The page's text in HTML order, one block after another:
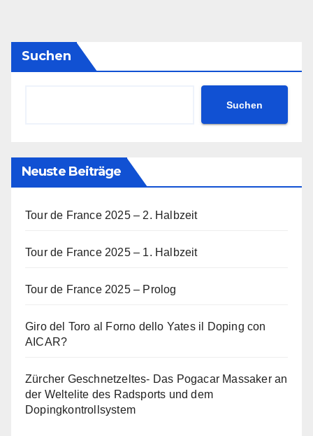
Suchen
Suchen
Neuste Beiträge
Tour de France 2025 – 2. Halbzeit
Tour de France 2025 – 1. Halbzeit
Tour de France 2025 – Prolog
Giro del Toro al Forno dello Yates il Doping con
AICAR?
Zürcher Geschnetzeltes- Das Pogacar Massaker an
der Weltelite des Radsports und dem
Dopingkontrollsystem